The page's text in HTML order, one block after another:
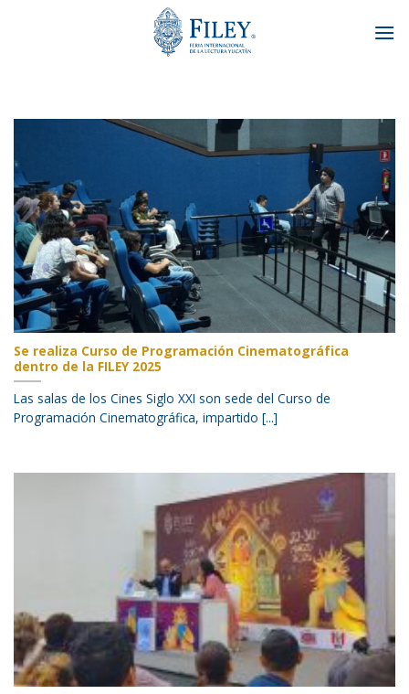
Se realiza Curso de Programación Cinematográfica
dentro de la FILEY 2025
Las salas de los Cines Siglo XXI son sede del Curso de
Programación Cinematográfica, impartido [...]